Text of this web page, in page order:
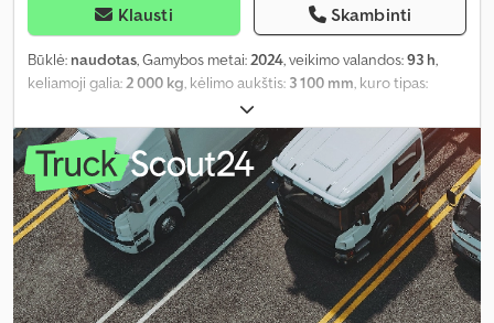
Klausti Skambinti
Būklė: naudotas, Gamybos metai:2024, veikimo valandos:93 h,
keliamoji galia:2 000 kg, kėlimo aukštis: 3 100 mm, kuro tipas:
2 450 mm